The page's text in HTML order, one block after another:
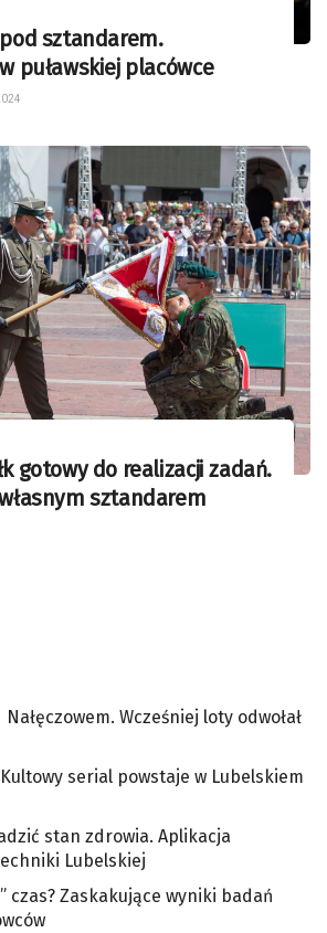
sztandarem.
puławskiej placówce
gotowy do realizacji zadań.
sztandarem
Wcześniej loty odwołał
serial powstaje w Lubelskiem
stan zdrowia. Aplikacja
Lubelskiej
czas? Zaskakujące wyniki badań